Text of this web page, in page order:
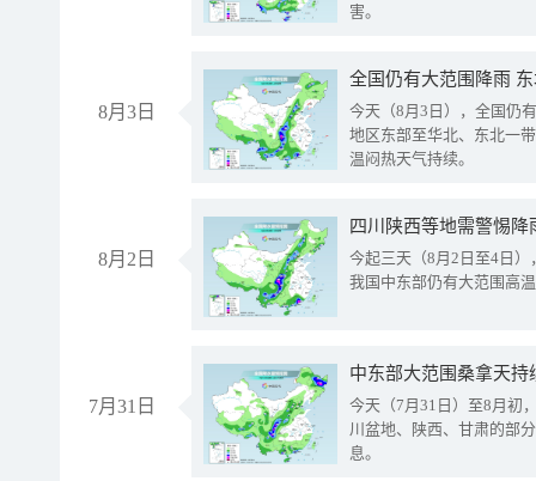
害。
8月3日
全国仍有大范围降雨
今天（8月3日），全国仍
地区东部至华北、东北一
温闷热天气持续。
8月2日
今起三天（8月2日至4日
我国中东部仍有大范围高
7月31日
中东部大范围桑拿天
今天（7月31日）至8月初
川盆地、陕西、甘肃的部
息。